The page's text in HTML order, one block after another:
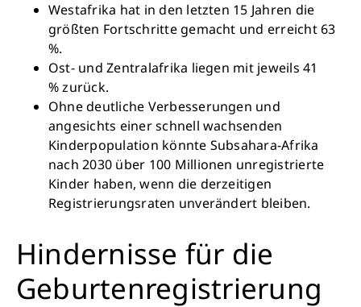
Westafrika hat in den letzten 15 Jahren die
größten Fortschritte gemacht und erreicht 63
%.
Ost- und Zentralafrika liegen mit jeweils 41
% zurück.
Ohne deutliche Verbesserungen und
angesichts einer schnell wachsenden
Kinderpopulation könnte Subsahara-Afrika
nach 2030 über 100 Millionen unregistrierte
Kinder haben, wenn die derzeitigen
Registrierungsraten unverändert bleiben.
Hindernisse für die
Geburtenregistrierung
Retten Sie noch heute Leben
bewirken: z.B. monatlich 25.000 Liter
sauberes Trinkwasser zur Verfügung stellen.
Sauberes Trinkwasser bedeutet: weniger
Krankheit, mehr Kindheit, bessere Zukunft.